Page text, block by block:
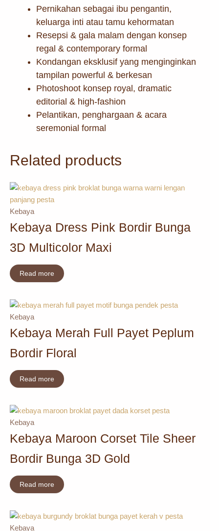
Pernikahan sebagai ibu pengantin,
keluarga inti atau tamu kehormatan
Resepsi & gala malam dengan konsep
regal & contemporary formal
Kondangan eksklusif yang menginginkan
tampilan powerful & berkesan
Photoshoot konsep royal, dramatic
editorial & high-fashion
Pelantikan, penghargaan & acara
seremonial formal
Related products
Kebaya
Kebaya Dress Pink Bordir Bunga
3D Multicolor Maxi
Read more
Kebaya
Kebaya Merah Full Payet Peplum
Bordir Floral
Read more
Kebaya
Kebaya Maroon Corset Tile Sheer
Bordir Bunga 3D Gold
Read more
Kebaya